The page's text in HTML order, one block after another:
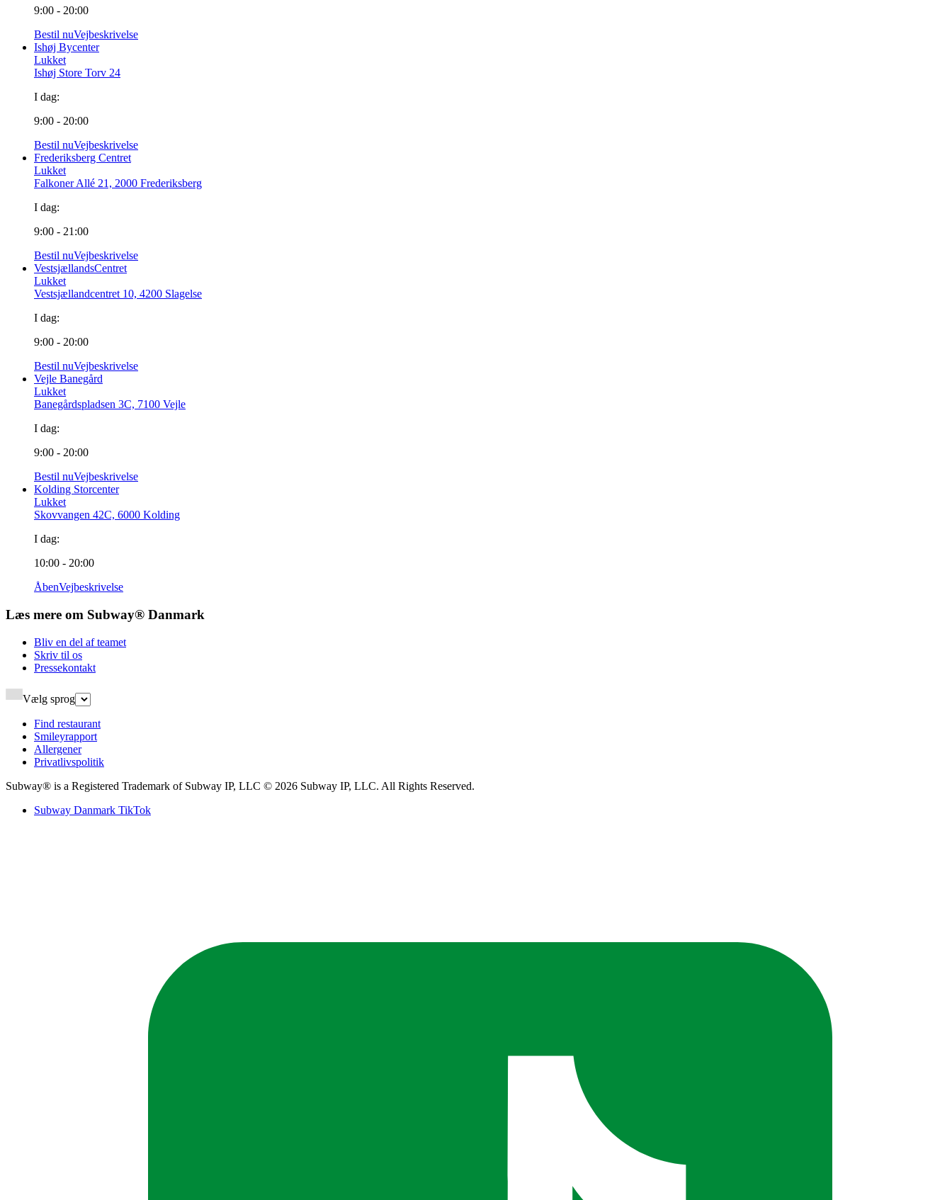
9:00 - 20:00
Bestil nuVejbeskrivelse
Ishøj Bycenter
Lukket
Ishøj Store Torv 24
I dag:
9:00 - 20:00
Bestil nuVejbeskrivelse
Frederiksberg Centret
Lukket
Falkoner Allé 21, 2000 Frederiksberg
I dag:
9:00 - 21:00
Bestil nuVejbeskrivelse
VestsjællandsCentret
Lukket
Vestsjællandcentret 10, 4200 Slagelse
I dag:
9:00 - 20:00
Bestil nuVejbeskrivelse
Vejle Banegård
Lukket
Banegårdspladsen 3C, 7100 Vejle
I dag:
9:00 - 20:00
Bestil nuVejbeskrivelse
Kolding Storcenter
Lukket
Skovvangen 42C, 6000 Kolding
I dag:
10:00 - 20:00
ÅbenVejbeskrivelse
Læs mere om Subway® Danmark​​​​‌ ‍ ​‍​‍‌‍ ‌ ​‍‌‍‍‌‌‍‌ ‌‍‍‌‌‍ ‍​‍​‍​ ‍‍​‍​‍‌ ​ ‌‍​‌‌‍ ‍‌‍‍‌‌ ‌​‌ ‍‌​‍ ‍‌‍‍‌‌‍ ​‍​‍​‍ ​​‍​‍‌‍‍​‌ ​‍‌‍‌‌‌‍‌‍​‍​‍​ ‍‍​‍​‍‌‍‍​‌ ‌​‌ ‌​‌ ​​‌ ​ ​ ‍‍​‍ ​‍ ‌‍ ‍‌‍ ‌ ​‍‌‍‌​‌‍‍‌‌‍​ ​‍ ‌‌‍​‍‌‍‍‌‌ ‌​‌‍‌‌‌ ​ ​‍ ‌‌‍‌ ‌ ​‍‌‍ ‌ ‌‌‌ ​​​‍ ‌‌ ​ ‌ ‌​‌ ‌‌‌‍‌​‌‍‍‌‌‍ ​‍ ‍‌ ‌‍‌‍‌‌‌ ​‍‌‍​ ‌‍‌‌‌‍ ​​‍ ‍‌‍​‌‌ ​​‌ ​​​‍ ‌‍‍‌‌‍ ‍‌ ‌​‌‍‌‌‌‍ ‍‌ ‌​​‍ ‌‍‌‌‌‍‌​‌‍‍‌‌ ‌​​‍ ‌‍ ‌‌‍ ‌‍‌​‌‍‌‌​ ‌‌ ​​‌ ​‍‌‍‌‌‌ ​ ‌‍‌‌‌‍ ‍‌ ‌​‌‍​‌‌ ‌​‌‍‍‌‌‍ ‌‍ ‍​ ‍ ‌‍‍‌‌‍‌​​ ‌​ ‌‍​ ​ ‌‍‌​​ ‌‌​ ​ ‌‍​‍​ ​‌​ ​​​‍ ‌​ ​‍​ ​‌​ ‌‌​ ​​​‍ ‌​ ‌​‌‍​ ‌‍​ ​ ​​​‍ ‌​ ‍​‌‍‌‌​ ‍‌​ ​‍​‍ ‌​ ‌ ‌‍‌‌​ ​‍​ ​‌​ ​‍​ ​ ​ ​ ‌‍‌‍‌‍​‍​ ‌‌​ ‍​‌‍​‌​ ‍ ‌ ‌​‌ ‍‌‌ ​​‌‍‌‌​ ‌‌ ‌ ‌‍‌‌‌‍​‍‌ ​ ‌‍‍‌‌ ‌​‌‍‌‌‌​‌‍‌‍ ‌‍ ‌ ‌​‌‍‌‌‌ ​‍​ ‍ ‌ ​​‌‍​‌‌ ‌​‌‍‍​​ ‌‌ ‌​‌‍‍‌‌ ‌​‌‍ ​‌‍‌‌​‍‌‌​ ‌‌‌​​‍‌‌ ‌‍‍ ‌‍‌‌‌ ‍‌​‍‌‌​ ​ ‌​‌​​‍‌‌​ ​ ‌​‌​​‍‌‌​ ​‍​ ​‍‌‍‌​‌‍​‌​‍‌‌​ ​‍​ ​‍​‍‌‌​ ‌‌‌​‌​​‍ ‍‌ ‌‍‌‍​‌‌‍ ​‌ ‌‌‌‍‌‌​ ‌‍​‍‌‍​‌‌ ​ ‌‍‌‌‌‌‌‌‌ ​‍‌‍ ​​ ‌‌‍‍​‌ ‌​‌ ‌​‌ ​​‌ ​ ​‍‌‌​ ​ ‌​​‌​‍‌‌​ ​‍‌​‌‍​‍‌‌​ ​‍‌​‌‍‌‍ ‍‌‍ ‌ ​‍‌‍‌​‌‍‍‌‌‍​ ​‍ ‌‌‍​‍‌‍‍‌‌ ‌​‌‍‌‌‌ ​ ​‍ ‌‌‍‌ ‌ ​‍‌‍ ‌ ‌‌‌ ​​​‍ ‌‌ ​ ‌ ‌​‌ ‌‌‌‍‌​‌‍‍‌‌‍ ​‍ ‍‌ ‌‍‌‍‌‌‌ ​‍‌‍​ ‌‍‌‌‌‍ ​​‍ ‍‌‍​‌‌ ​​‌ ​​​‍‌‍‌‍‍‌‌‍‌​​ ‌​ ‌‍​ ​ ‌‍‌​​ ‌‌​ ​ ‌‍​‍​ ​‌​ ​​​‍ ‌​ ​‍​ ​‌​ ‌‌​ ​​​‍ ‌​ ‌​‌‍​ ‌‍​ ​ ​​​‍ ‌​ ‍​‌‍‌‌​ ‍‌​ ​‍​‍ ‌​ ‌ ‌‍‌‌​ ​‍​ ​‌​ ​‍​ ​ ​ ​ ‌‍‌‍‌‍​‍​ ‌‌​ ‍​‌‍​‌​‍‌‍‌ ‌​‌ ‍‌‌ ​​‌‍‌‌​ ‌‌ ‌ ‌‍‌‌‌‍​‍‌ ​ ‌‍‍‌‌ ‌​‌‍‌‌‌​‌‍‌‍ ‌‍ ‌ ‌​‌‍‌‌‌ ​‍​‍‌‍‌ ​​‌‍​‌‌ ‌​‌‍‍​​ ‌‌ ‌​‌‍‍‌‌ ‌​‌‍ ​‌‍‌‌​‍‌‌​ ‌‌‌​​‍‌‌ ‌‍‍ ‌‍‌‌‌ ‍‌​‍‌‌​ ​ ‌​‌​​‍‌‌​ ​ ‌​‌​​‍‌‌​ ​‍​ ​‍‌‍‌​‌‍​‌​‍‌‌​ ​‍​ ​‍​‍‌‌​ ‌‌‌​‌​​‍ ‍‌ ‌‍‌‍​‌‌‍ ​‌ ‌‌‌‍‌‌​‍‌‍‌ ​​‌‍‌‌‌ ​‍‌ ​ ‌ ​​‌‍‌‌‌‍​ ‌ ‌​‌‍‍‌‌ ‌‍‌‍‌‌​ ‌‌ ​​‌ ‌‌‌‍​‍‌‍ ​‌‍‍‌‌ ​ ‌‍‍​‌‍‌‌‌‍‌​​‍​‍‌ ‌
Bliv en del af teamet​​​​‌ ‍ ​‍​‍‌‍ ‌ ​‍‌‍‍‌‌‍‌ ‌‍‍‌‌‍ ‍​‍​‍​ ‍‍​‍​‍‌ ​ ‌‍​‌‌‍ ‍‌‍‍‌‌ ‌​‌ ‍‌​‍ ‍‌‍‍‌‌‍ ​‍​‍​‍ ​​‍​‍‌‍‍​‌ ​‍‌‍‌‌‌‍‌‍​‍​‍​ ‍‍​‍​‍‌‍‍​‌ ‌​‌ ‌​‌ ​​‌ ​ ​ ‍‍​‍ ​‍ ‌‍ ‍‌‍ ‌ ​‍‌‍‌​‌‍‍‌‌‍​ ​‍ ‌‌‍​‍‌‍‍‌‌ ‌​‌‍‌‌‌ ​ ​‍ ‌‌‍‌ ‌ ​‍‌‍ ‌ ‌‌‌ ​​​‍ ‌‌ ​ ‌ ‌​‌ ‌‌‌‍‌​‌‍‍‌‌‍ ​‍ ‍‌ ‌‍‌‍‌‌‌ ​‍‌‍​ ‌‍‌‌‌‍ ​​‍ ‍‌‍​‌‌ ​​‌ ​​​‍ ‌‍‍‌‌‍ ‍‌ ‌​‌‍‌‌‌‍ ‍‌ ‌​​‍ ‌‍‌‌‌‍‌​‌‍‍‌‌ ‌​​‍ ‌‍ ‌‌‍ ‌‍‌​‌‍‌‌​ ‌‌ ​​‌ ​‍‌‍‌‌‌ ​ ‌‍‌‌‌‍ ‍‌ ‌​‌‍​‌‌ ‌​‌‍‍‌‌‍ ‌‍ ‍​ ‍ ‌‍‍‌‌‍‌​​ ‌‌‍‌​​ ‍​​ ​​‌‍‌​​ ​‌‌‍‌‍‌‍​‌​ ‌ ​‍ ‌‌‍​‌​ ​‍​ ‍​​ ‍‌​‍ ‌​ ‌​‌‍‌‌​ ​ ​ ​‌​‍ ‌‌‍​‍​ ​‌‌‍‌​​ ‌‍​‍ ‌​ ‌‍​ ‌​​ ‌‍​ ​‍​ ‌‍​ ‌‌​ ‍​​ ‌ ​ ‌‌​ ​‍​ ‌‍​ ‌‌​ ‍ ‌ ‌​‌ ‍‌‌ ​​‌‍‌‌​ ‌‌ ‌ ‌‍‌‌‌‍​‍‌ ​ ‌‍‍‌‌ ‌​‌‍‌‌‌​ ‍‌‍​‌‌ ‌‍‌‍‍‌‌‍‌ ‌‍​‌‌ ‌​‌‍‍‌‌‍ ‌‍ ‍‌​‍‌‌ ‌​‌‍‌‌‌‍ ‌​ ‍ ‌ ​​‌‍​‌‌ ‌​‌‍‍​​ ‌‌‍ ​‌‍​‌‌‍​‍‌‍‌‌‌‍ ​​‍‌‌​ ‌‌‌​​‍‌‌ ‌‍‍ ‌‍‌‌‌ ‍‌​‍‌‌​ ​ ‌​‌​​‍‌‌​ ​ ‌​‌​​‍‌‌​ ​‍​ ​‍‌‍‌​‌‍​‌​‍‌‌​ ​‍​ ​‍​‍‌‌​ ‌‌‌​‌​​‍ ‍‌ ‌‍‌‍​‌‌‍ ​‌ ‌‌‌‍‌‌​ ‌‍​‍‌‍​‌‌ ​ ‌‍‌‌‌‌‌‌‌ ​‍‌‍ ​​ ‌‌‍‍​‌ ‌​‌ ‌​‌ ​​‌ ​ ​‍‌‌​ ​ ‌​​‌​‍‌‌​ ​‍‌​‌‍​‍‌‌​ ​‍‌​‌‍‌‍ ‍‌‍ ‌ ​‍‌‍‌​‌‍‍‌‌‍​ ​‍ ‌‌‍​‍‌‍‍‌‌ ‌​‌‍‌‌‌ ​ ​‍ ‌‌‍‌ ‌ ​‍‌‍ ‌ ‌‌‌ ​​​‍ ‌‌ ​ ‌ ‌​‌ ‌‌‌‍‌​‌‍‍‌‌‍ ​‍ ‍‌ ‌‍‌‍‌‌‌ ​‍‌‍​ ‌‍‌‌‌‍ ​​‍ ‍‌‍​‌‌ ​​‌ ​​​‍‌‍‌‍‍‌‌‍‌​​ ‌‌‍‌​​ ‍​​ ​​‌‍‌​​ ​‌‌‍‌‍‌‍​‌​ ‌ ​‍ ‌‌‍​‌​ ​‍​ ‍​​ ‍‌​‍ ‌​ ‌​‌‍‌‌​ ​ ​ ​‌​‍ ‌‌‍​‍​ ​‌‌‍‌​​ ‌‍​‍ ‌​ ‌‍​ ‌​​ ‌‍​ ​‍​ ‌‍​ ‌‌​ ‍​​ ‌ ​ ‌‌​ ​‍​ ‌‍​ ‌‌​‍‌‍‌ ‌​‌ ‍‌‌ ​​‌‍‌‌​ ‌‌ ‌ ‌‍‌‌‌‍​‍‌ ​ ‌‍‍‌‌ ‌​‌‍‌‌‌​ ‍‌‍​‌‌ ‌‍‌‍‍‌‌‍‌ ‌‍​‌‌ ‌​‌‍‍‌‌‍ ‌‍ ‍‌​‍‌‌ ‌​‌‍‌‌‌‍ ‌​‍‌‍‌ ​​‌‍​‌‌ ‌​‌‍‍​​ ‌‌‍ ​‌‍​‌‌‍​‍‌‍‌‌‌‍ ​​‍‌‌​ ‌‌‌​​‍‌‌ ‌‍‍ ‌‍‌‌‌ ‍‌​‍‌‌​ ​ ‌​‌​​‍‌‌​ ​ ‌​‌​​‍‌‌​ ​‍​ ​‍‌‍‌​‌‍​‌​‍‌‌​ ​‍​ ​‍​‍‌‌​ ‌‌‌​‌​​‍ ‍‌ ‌‍‌‍​‌‌‍ ​‌ ‌‌‌‍‌‌​‍‌‍‌ ​​‌‍‌‌‌ ​‍‌ ​ ‌ ​​‌‍‌‌‌‍​ ‌ ‌​‌‍‍‌‌ ‌‍‌‍‌‌​ ‌‌ ​​‌ ‌‌‌‍​‍‌‍ ​‌‍‍‌‌ ​ ‌‍‍​‌‍‌‌‌‍‌​​‍​‍‌ ‌
Skriv til os​​​​‌ ‍ ​‍​‍‌‍ ‌ ​‍‌‍‍‌‌‍‌ ‌‍‍‌‌‍ ‍​‍​‍​ ‍‍​‍​‍‌ ​ ‌‍​‌‌‍ ‍‌‍‍‌‌ ‌​‌ ‍‌​‍ ‍‌‍‍‌‌‍ ​‍​‍​‍ ​​‍​‍‌‍‍​‌ ​‍‌‍‌‌‌‍‌‍​‍​‍​ ‍‍​‍​‍‌‍‍​‌ ‌​‌ ‌​‌ ​​‌ ​ ​ ‍‍​‍ ​‍ ‌‍ ‍‌‍ ‌ ​‍‌‍‌​‌‍‍‌‌‍​ ​‍ ‌‌‍​‍‌‍‍‌‌ ‌​‌‍‌‌‌ ​ ​‍ ‌‌‍‌ ‌ ​‍‌‍ ‌ ‌‌‌ ​​​‍ ‌‌ ​ ‌ ‌​‌ ‌‌‌‍‌​‌‍‍‌‌‍ ​‍ ‍‌ ‌‍‌‍‌‌‌ ​‍‌‍​ ‌‍‌‌‌‍ ​​‍ ‍‌‍​‌‌ ​​‌ ​​​‍ ‌‍‍‌‌‍ ‍‌ ‌​‌‍‌‌‌‍ ‍‌ ‌​​‍ ‌‍‌‌‌‍‌​‌‍‍‌‌ ‌​​‍ ‌‍ ‌‌‍ ‌‍‌​‌‍‌‌​ ‌‌ ​​‌ ​‍‌‍‌‌‌ ​ ‌‍‌‌‌‍ ‍‌ ‌​‌‍​‌‌ ‌​‌‍‍‌‌‍ ‌‍ ‍​ ‍ ‌‍‍‌‌‍‌​​ ‌‌‍​‍​ ‌ ​ ​‍‌‍‌‍​ ​​‌‍​‌​ ​‍​ ‌‍​‍ ‌​ ​​‌‍​ ​ ‌ ​ ​‍​‍ ‌​ ‌​‌‍‌​​ ‌ ​ ‌‍​‍ ‌‌‍​‍​ ‌​​ ‌ ‌‍‌‌​‍ ‌​ ​ ​ ‍‌‌‍​‌‌‍‌‍‌‍​‌​ ​‍​ ​‍‌‍​ ‌‍‌‍‌‍‌‍​ ‌‍​ ​‌​ ‍ ‌ ‌​‌ ‍‌‌ ​​‌‍‌‌​ ‌‌ ‌ ‌‍‌‌‌‍​‍‌ ​ ‌‍‍‌‌ ‌​‌‍‌‌‌​ ‍‌‍​‌‌ ‌‍‌‍‍‌‌‍‌ ‌‍​‌‌ ‌​‌‍‍‌‌‍ ‌‍ ‍‌​‍‌‌ ‌​‌‍‌‌‌‍ ‌​ ‍ ‌ ​​‌‍​‌‌ ‌​‌‍‍​​ ‌‌‍ ​‌‍​‌‌‍​‍‌‍‌‌‌‍ ​​‍‌‌​ ‌‌‌​​‍‌‌ ‌‍‍ ‌‍‌‌‌ ‍‌​‍‌‌​ ​ ‌​‌​​‍‌‌​ ​ ‌​‌​​‍‌‌​ ​‍​ ​‍‌‍‌​‌‍​‌​‍‌‌​ ​‍​ ​‍​‍‌‌​ ‌‌‌​‌​​‍ ‍‌ ‌‍‌‍​‌‌‍ ​‌ ‌‌‌‍‌‌​ ‌‍​‍‌‍​‌‌ ​ ‌‍‌‌‌‌‌‌‌ ​‍‌‍ ​​ ‌‌‍‍​‌ ‌​‌ ‌​‌ ​​‌ ​ ​‍‌‌​ ​ ‌​​‌​‍‌‌​ ​‍‌​‌‍​‍‌‌​ ​‍‌​‌‍‌‍ ‍‌‍ ‌ ​‍‌‍‌​‌‍‍‌‌‍​ ​‍ ‌‌‍​‍‌‍‍‌‌ ‌​‌‍‌‌‌ ​ ​‍ ‌‌‍‌ ‌ ​‍‌‍ ‌ ‌‌‌ ​​​‍ ‌‌ ​ ‌ ‌​‌ ‌‌‌‍‌​‌‍‍‌‌‍ ​‍ ‍‌ ‌‍‌‍‌‌‌ ​‍‌‍​ ‌‍‌‌‌‍ ​​‍ ‍‌‍​‌‌ ​​‌ ​​​‍‌‍‌‍‍‌‌‍‌​​ ‌‌‍​‍​ ‌ ​ ​‍‌‍‌‍​ ​​‌‍​‌​ ​‍​ ‌‍​‍ ‌​ ​​‌‍​ ​ ‌ ​ ​‍​‍ ‌​ ‌​‌‍‌​​ ‌ ​ ‌‍​‍ ‌‌‍​‍​ ‌​​ ‌ ‌‍‌‌​‍ ‌​ ​ ​ ‍‌‌‍​‌‌‍‌‍‌‍​‌​ ​‍​ ​‍‌‍​ ‌‍‌‍‌‍‌‍​ ‌‍​ ​‌​‍‌‍‌ ‌​‌ ‍‌‌ ​​‌‍‌‌​ ‌‌ ‌ ‌‍‌‌‌‍​‍‌ ​ ‌‍‍‌‌ ‌​‌‍‌‌‌​ ‍‌‍​‌‌ ‌‍‌‍‍‌‌‍‌ ‌‍​‌‌ ‌​‌‍‍‌‌‍ ‌‍ ‍‌​‍‌‌ ‌​‌‍‌‌‌‍ ‌​‍‌‍‌ ​​‌‍​‌‌ ‌​‌‍‍​​ ‌‌‍ ​‌‍​‌‌‍​‍‌‍‌‌‌‍ ​​‍‌‌​ ‌‌‌​​‍‌‌ ‌‍‍ ‌‍‌‌‌ ‍‌​‍‌‌​ ​ ‌​‌​​‍‌‌​ ​ ‌​‌​​‍‌‌​ ​‍​ ​‍‌‍‌​‌‍​‌​‍‌‌​ ​‍​ ​‍​‍‌‌​ ‌‌‌​‌​​‍ ‍‌ ‌‍‌‍​‌‌‍ ​‌ ‌‌‌‍‌‌​‍‌‍‌ ​​‌‍‌‌‌ ​‍‌ ​ ‌ ​​‌‍‌‌‌‍​ ‌ ‌​‌‍‍‌‌ ‌‍‌‍‌‌​ ‌‌ ​​‌ ‌‌‌‍​‍‌‍ ​‌‍‍‌‌ ​ ‌‍‍​‌‍‌‌‌‍‌​​‍​‍‌ ‌
Pressekontakt​​​​‌ ‍ ​‍​‍‌‍ ‌ ​‍‌‍‍‌‌‍‌ ‌‍‍‌‌‍ ‍​‍​‍​ ‍‍​‍​‍‌ ​ ‌‍​‌‌‍ ‍‌‍‍‌‌ ‌​‌ ‍‌​‍ ‍‌‍‍‌‌‍ ​‍​‍​‍ ​​‍​‍‌‍‍​‌ ​‍‌‍‌‌‌‍‌‍​‍​‍​ ‍‍​‍​‍‌‍‍​‌ ‌​‌ ‌​‌ ​​‌ ​ ​ ‍‍​‍ ​‍ ‌‍ ‍‌‍ ‌ ​‍‌‍‌​‌‍‍‌‌‍​ ​‍ ‌‌‍​‍‌‍‍‌‌ ‌​‌‍‌‌‌ ​ ​‍ ‌‌‍‌ ‌ ​‍‌‍ ‌ ‌‌‌ ​​​‍ ‌‌ ​ ‌ ‌​‌ ‌‌‌‍‌​‌‍‍‌‌‍ ​‍ ‍‌ ‌‍‌‍‌‌‌ ​‍‌‍​ ‌‍‌‌‌‍ ​​‍ ‍‌‍​‌‌ ​​‌ ​​​‍ ‌‍‍‌‌‍ ‍‌ ‌​‌‍‌‌‌‍ ‍‌ ‌​​‍ ‌‍‌‌‌‍‌​‌‍‍‌‌ ‌​​‍ ‌‍ ‌‌‍ ‌‍‌​‌‍‌‌​ ‌‌ ​​‌ ​‍‌‍‌‌‌ ​ ‌‍‌‌‌‍ ‍‌ ‌​‌‍​‌‌ ‌​‌‍‍‌‌‍ ‌‍ ‍​ ‍ ‌‍‍‌‌‍‌​​ ‌​ ‌‍​ ‌​​ ​ ‌‍‌​​ ‍‌​ ‍‌​ ‌‌‌‍‌‍​‍ ‌​ ​​‌‍‌‍‌‍​‌​ ‌‍​‍ ‌​ ‌​‌‍‌‍​ ‌‌​ ‌​​‍ ‌‌‍​‌​ ​ ​ ​‍​ ‌ ​‍ ‌​ ​‍‌‍‌‌‌‍‌‍‌‍​‌​ ​‍​ ​‍​ ​ ​ ‌ ‌‍‌‌​ ​​​ ​​​ ‌ ​ ‍ ‌ ‌​‌ ‍‌‌ ​​‌‍‌‌​ ‌‌ ‌ ‌‍‌‌‌‍​‍‌ ​ ‌‍‍‌‌ ‌​‌‍‌‌‌​ ‍‌‍​‌‌ ‌‍‌‍‍‌‌‍‌ ‌‍​‌‌ ‌​‌‍‍‌‌‍ ‌‍ ‍‌​‍‌‌ ‌​‌‍‌‌‌‍ ‌​ ‍ ‌ ​​‌‍​‌‌ ‌​‌‍‍​​ ‌‌‍ ​‌‍​‌‌‍​‍‌‍‌‌‌‍ ​​‍‌‌​ ‌‌‌​​‍‌‌ ‌‍‍ ‌‍‌‌‌ ‍‌​‍‌‌​ ​ ‌​‌​​‍‌‌​ ​ ‌​‌​​‍‌‌​ ​‍​ ​‍‌‍‌​‌‍​‌​‍‌‌​ ​‍​ ​‍​‍‌‌​ ‌‌‌​‌​​‍ ‍‌ ‌‍‌‍​‌‌‍ ​‌ ‌‌‌‍‌‌​ ‌‍​‍‌‍​‌‌ ​ ‌‍‌‌‌‌‌‌‌ ​‍‌‍ ​​ ‌‌‍‍​‌ ‌​‌ ‌​‌ ​​‌ ​ ​‍‌‌​ ​ ‌​​‌​‍‌‌​ ​‍‌​‌‍​‍‌‌​ ​‍‌​‌‍‌‍ ‍‌‍ ‌ ​‍‌‍‌​‌‍‍‌‌‍​ ​‍ ‌‌‍​‍‌‍‍‌‌ ‌​‌‍‌‌‌ ​ ​‍ ‌‌‍‌ ‌ ​‍‌‍ ‌ ‌‌‌ ​​​‍ ‌‌ ​ ‌ ‌​‌ ‌‌‌‍‌​‌‍‍‌‌‍ ​‍ ‍‌ ‌‍‌‍‌‌‌ ​‍‌‍​ ‌‍‌‌‌‍ ​​‍ ‍‌‍​‌‌ ​​‌ ​​​‍‌‍‌‍‍‌‌‍‌​​ ‌​ ‌‍​ ‌​​ ​ ‌‍‌​​ ‍‌​ ‍‌​ ‌‌‌‍‌‍​‍ ‌​ ​​‌‍‌‍‌‍​‌​ ‌‍​‍ ‌​ ‌​‌‍‌‍​ ‌‌​ ‌​​‍ ‌‌‍​‌​ ​ ​ ​‍​ ‌ ​‍ ‌​ ​‍‌‍‌‌‌‍‌‍‌‍​‌​ ​‍​ ​‍​ ​ ​ ‌ ‌‍‌‌​ ​​​ ​​​ ‌ ​‍‌‍‌ ‌​‌ ‍‌‌ ​​‌‍‌‌​ ‌‌ ‌ ‌‍‌‌‌‍​‍‌ ​ ‌‍‍‌‌ ‌​‌‍‌‌‌​ ‍‌‍​‌‌ ‌‍‌‍‍‌‌‍‌ ‌‍​‌‌ ‌​‌‍‍‌‌‍ ‌‍ ‍‌​‍‌‌ ‌​‌‍‌‌‌‍ ‌​‍‌‍‌ ​​‌‍​‌‌ ‌​‌‍‍​​ ‌‌‍ ​‌‍​‌‌‍​‍‌‍‌‌‌‍ ​​‍‌‌​ ‌‌‌​​‍‌‌ ‌‍‍ ‌‍‌‌‌ ‍‌​‍‌‌​ ​ ‌​‌​​‍‌‌​ ​ ‌​‌​​‍‌‌​ ​‍​ ​‍‌‍‌​‌‍​‌​‍‌‌​ ​‍​ ​‍​‍‌‌​ ‌‌‌​‌​​‍ ‍‌ ‌‍‌‍​‌‌‍ ​‌ ‌‌‌‍‌‌​‍‌‍‌ ​​‌‍‌‌‌ ​‍‌ ​ ‌ ​​‌‍‌‌‌‍​ ‌ ‌​‌‍‍‌‌ ‌‍‌‍‌‌​ ‌‌ ​​‌ ‌‌‌‍​‍‌‍ ​‌‍‍‌‌ ​ ‌‍‍​‌‍‌‌‌‍‌​​‍​‍‌ ‌
Vælg sprog
Find restaurant​​​​‌ ‍ ​‍​‍‌‍ ‌ ​‍‌‍‍‌‌‍‌ ‌‍‍‌‌‍ ‍​‍​‍​ ‍‍​‍​‍‌ ​ ‌‍​‌‌‍ ‍‌‍‍‌‌ ‌​‌ ‍‌​‍ ‍‌‍‍‌‌‍ ​‍​‍​‍ ​​‍​‍‌‍‍​‌ ​‍‌‍‌‌‌‍‌‍​‍​‍​ ‍‍​‍​‍‌‍‍​‌ ‌​‌ ‌​‌ ​​‌ ​ ​ ‍‍​‍ ​‍ ‌‍ ‍‌‍ ‌ ​‍‌‍‌​‌‍‍‌‌‍​ ​‍ ‌‌‍​‍‌‍‍‌‌ ‌​‌‍‌‌‌ ​ ​‍ ‌‌‍‌ ‌ ​‍‌‍ ‌ ‌‌‌ ​​​‍ ‌‌ ​ ‌ ‌​‌ ‌‌‌‍‌​‌‍‍‌‌‍ ​‍ ‍‌ ‌‍‌‍‌‌‌ ​‍‌‍​ ‌‍‌‌‌‍ ​​‍ ‍‌‍​‌‌ ​​‌ ​​​‍ ‌‍‍‌‌‍ ‍‌ ‌​‌‍‌‌‌‍ ‍‌ ‌​​‍ ‌‍‌‌‌‍‌​‌‍‍‌‌ ‌​​‍ ‌‍ ‌‌‍ ‌‍‌​‌‍‌‌​ ‌‌ ​​‌ ​‍‌‍‌‌‌ ​ ‌‍‌‌‌‍ ‍‌ ‌​‌‍​‌‌ ‌​‌‍‍‌‌‍ ‌‍ ‍​ ‍ ‌‍‍‌‌‍‌​​ ‌‌‍​‍​ ​‌​ ‌​​ ‌‍​ ‌ ​ ‍​​ ‍​​ ​‍​‍ ‌​ ‌‍​ ‌‌​ ‌​‌‍‌‍​‍ ‌​ ‌​​ ‌‍​ ​‌​ ‌‍​‍ ‌​ ‍‌​ ‍‌​ ‌‌​ ‌‌​‍ ‌‌‍‌‍​ ‍​‌‍​‍‌‍‌​​ ‍‌​ ​‌‌‍​‍​ ‍​​ ‍​‌‍‌‌​ ​ ​ ‍​​ ‍ ‌ ‌​‌ ‍‌‌ ​​‌‍‌‌​ ‌‌ ‌ ‌‍‌‌‌‍​‍‌ ​ ‌‍‍‌‌ ‌​‌‍‌‌‌​ ‍‌‍​‌‌ ‌‍‌‍‍‌‌‍‌ ‌‍​‌‌ ‌​‌‍‍‌‌‍ ‌‍ ‍‌​‍‌‌ ‌​‌‍‌‌‌‍ ‌​ ‍ ‌ ​​‌‍​‌‌ ‌​‌‍‍​​ ‌‌‍ ​‌‍​‌‌‍​‍‌‍‌‌‌‍ ​​‍‌‌​ ‌‌‌​​‍‌‌ ‌‍‍ ‌‍‌‌‌ ‍‌​‍‌‌​ ​ ‌​‌​​‍‌‌​ ​ ‌​‌​​‍‌‌​ ​‍​ ​‍‌‍‌​‌‍​‌​‍‌‌​ ​‍​ ​‍​‍‌‌​ ‌‌‌​‌​​‍ ‍‌ ‌‍‌‍​‌‌‍ ​‌ ‌‌‌‍‌‌​ ‌‍​‍‌‍​‌‌ ​ ‌‍‌‌‌‌‌‌‌ ​‍‌‍ ​​ ‌‌‍‍​‌ ‌​‌ ‌​‌ ​​‌ ​ ​‍‌‌​ ​ ‌​​‌​‍‌‌​ ​‍‌​‌‍​‍‌‌​ ​‍‌​‌‍‌‍ ‍‌‍ ‌ ​‍‌‍‌​‌‍‍‌‌‍​ ​‍ ‌‌‍​‍‌‍‍‌‌ ‌​‌‍‌‌‌ ​ ​‍ ‌‌‍‌ ‌ ​‍‌‍ ‌ ‌‌‌ ​​​‍ ‌‌ ​ ‌ ‌​‌ ‌‌‌‍‌​‌‍‍‌‌‍ ​‍ ‍‌ ‌‍‌‍‌‌‌ ​‍‌‍​ ‌‍‌‌‌‍ ​​‍ ‍‌‍​‌‌ ​​‌ ​​​‍‌‍‌‍‍‌‌‍‌​​ ‌‌‍​‍​ ​‌​ ‌​​ ‌‍​ ‌ ​ ‍​​ ‍​​ ​‍​‍ ‌​ ‌‍​ ‌‌​ ‌​‌‍‌‍​‍ ‌​ ‌​​ ‌‍​ ​‌​ ‌‍​‍ ‌​ ‍‌​ ‍‌​ ‌‌​ ‌‌​‍ ‌‌‍‌‍​ ‍​‌‍​‍‌‍‌​​ ‍‌​ ​‌‌‍​‍​ ‍​​ ‍​‌‍‌‌​ ​ ​ ‍​​‍‌‍‌ ‌​‌ ‍‌‌ ​​‌‍‌‌​ ‌‌ ‌ ‌‍‌‌‌‍​‍‌ ​ ‌‍‍‌‌ ‌​‌‍‌‌‌​ ‍‌‍​‌‌ ‌‍‌‍‍‌‌‍‌ ‌‍​‌‌ ‌​‌‍‍‌‌‍ ‌‍ ‍‌​‍‌‌ ‌​‌‍‌‌‌‍ ‌​‍‌‍‌ ​​‌‍​‌‌ ‌​‌‍‍​​ ‌‌‍ ​‌‍​‌‌‍​‍‌‍‌‌‌‍ ​​‍‌‌​ ‌‌‌​​‍‌‌ ‌‍‍ ‌‍‌‌‌ ‍‌​‍‌‌​ ​ ‌​‌​​‍‌‌​ ​ ‌​‌​​‍‌‌​ ​‍​ ​‍‌‍‌​‌‍​‌​‍‌‌​ ​‍​ ​‍​‍‌‌​ ‌‌‌​‌​​‍ ‍‌ ‌‍‌‍​‌‌‍ ​‌ ‌‌‌‍‌‌​‍‌‍‌ ​​‌‍‌‌‌ ​‍‌ ​ ‌ ​​‌‍‌‌‌‍​ ‌ ‌​‌‍‍‌‌ ‌‍‌‍‌‌​ ‌‌ ​​‌ ‌‌‌‍​‍‌‍ ​‌‍‍‌‌ ​ ‌‍‍​‌‍‌‌‌‍‌​​‍​‍‌ ‌
Smileyrapport​​​​‌ ‍ ​‍​‍‌‍ ‌ ​‍‌‍‍‌‌‍‌ ‌‍‍‌‌‍ ‍​‍​‍​ ‍‍​‍​‍‌ ​ ‌‍​‌‌‍ ‍‌‍‍‌‌ ‌​‌ ‍‌​‍ ‍‌‍‍‌‌‍ ​‍​‍​‍ ​​‍​‍‌‍‍​‌ ​‍‌‍‌‌‌‍‌‍​‍​‍​ ‍‍​‍​‍‌‍‍​‌ ‌​‌ ‌​‌ ​​‌ ​ ​ ‍‍​‍ ​‍ ‌‍ ‍‌‍ ‌ ​‍‌‍‌​‌‍‍‌‌‍​ ​‍ ‌‌‍​‍‌‍‍‌‌ ‌​‌‍‌‌‌ ​ ​‍ ‌‌‍‌ ‌ ​‍‌‍ ‌ ‌‌‌ ​​​‍ ‌‌ ​ ‌ ‌​‌ ‌‌‌‍‌​‌‍‍‌‌‍ ​‍ ‍‌ ‌‍‌‍‌‌‌ ​‍‌‍​ ‌‍‌‌‌‍ ​​‍ ‍‌‍​‌‌ ​​‌ ​​​‍ ‌‍‍‌‌‍ ‍‌ ‌​‌‍‌‌‌‍ ‍‌ ‌​​‍ ‌‍‌‌‌‍‌​‌‍‍‌‌ ‌​​‍ ‌‍ ‌‌‍ ‌‍‌​‌‍‌‌​ ‌‌ ​​‌ ​‍‌‍‌‌‌ ​ ‌‍‌‌‌‍ ‍‌ ‌​‌‍​‌‌ ‌​‌‍‍‌‌‍ ‌‍ ‍​ ‍ ‌‍‍‌‌‍‌​​ ‌‌‍​‍​ ‌ ​ ​​‌‍‌‍‌‍‌‌​ ‍​‌‍‌‌​ ‌‍​‍ ‌‌‍​ ‌‍‌‌‌‍‌​​ ‌‍​‍ ‌​ ‌​‌‍​‍​ ​ ​ ​‌​‍ ‌​ ‍‌​ ​​‌‍‌‌​ ‌‍​‍ ‌​ ‌‍​ ​ ‌‍‌‌​ ​ ​ ​​‌‍​ ​ ‍‌​ ​​​ ‌​​ ​ ​ ​‍​ ‍​​ ‍ ‌ ‌​‌ ‍‌‌ ​​‌‍‌‌​ ‌‌ ‌ ‌‍‌‌‌‍​‍‌ ​ ‌‍‍‌‌ ‌​‌‍‌‌‌​ ‍‌‍​‌‌ ‌‍‌‍‍‌‌‍‌ ‌‍​‌‌ ‌​‌‍‍‌‌‍ ‌‍ ‍‌​‍‌‌ ‌​‌‍‌‌‌‍ ‌​ ‍ ‌ ​​‌‍​‌‌ ‌​‌‍‍​​ ‌‌‍ ​‌‍​‌‌‍​‍‌‍‌‌‌‍ ​​‍‌‌​ ‌‌‌​​‍‌‌ ‌‍‍ ‌‍‌‌‌ ‍‌​‍‌‌​ ​ ‌​‌​​‍‌‌​ ​ ‌​‌​​‍‌‌​ ​‍​ ​‍‌‍‌​‌‍​‌​‍‌‌​ ​‍​ ​‍​‍‌‌​ ‌‌‌​‌​​‍ ‍‌ ‌‍‌‍​‌‌‍ ​‌ ‌‌‌‍‌‌​ ‌‍​‍‌‍​‌‌ ​ ‌‍‌‌‌‌‌‌‌ ​‍‌‍ ​​ ‌‌‍‍​‌ ‌​‌ ‌​‌ ​​‌ ​ ​‍‌‌​ ​ ‌​​‌​‍‌‌​ ​‍‌​‌‍​‍‌‌​ ​‍‌​‌‍‌‍ ‍‌‍ ‌ ​‍‌‍‌​‌‍‍‌‌‍​ ​‍ ‌‌‍​‍‌‍‍‌‌ ‌​‌‍‌‌‌ ​ ​‍ ‌‌‍‌ ‌ ​‍‌‍ ‌ ‌‌‌ ​​​‍ ‌‌ ​ ‌ ‌​‌ ‌‌‌‍‌​‌‍‍‌‌‍ ​‍ ‍‌ ‌‍‌‍‌‌‌ ​‍‌‍​ ‌‍‌‌‌‍ ​​‍ ‍‌‍​‌‌ ​​‌ ​​​‍‌‍‌‍‍‌‌‍‌​​ ‌‌‍​‍​ ‌ ​ ​​‌‍‌‍‌‍‌‌​ ‍​‌‍‌‌​ ‌‍​‍ ‌‌‍​ ‌‍‌‌‌‍‌​​ ‌‍​‍ ‌​ ‌​‌‍​‍​ ​ ​ ​‌​‍ ‌​ ‍‌​ ​​‌‍‌‌​ ‌‍​‍ ‌​ ‌‍​ ​ ‌‍‌‌​ ​ ​ ​​‌‍​ ​ ‍‌​ ​​​ ‌​​ ​ ​ ​‍​ ‍​​‍‌‍‌ ‌​‌ ‍‌‌ ​​‌‍‌‌​ ‌‌ ‌ ‌‍‌‌‌‍​‍‌ ​ ‌‍‍‌‌ ‌​‌‍‌‌‌​ ‍‌‍​‌‌ ‌‍‌‍‍‌‌‍‌ ‌‍​‌‌ ‌​‌‍‍‌‌‍ ‌‍ ‍‌​‍‌‌ ‌​‌‍‌‌‌‍ ‌​‍‌‍‌ ​​‌‍​‌‌ ‌​‌‍‍​​ ‌‌‍ ​‌‍​‌‌‍​‍‌‍‌‌‌‍ ​​‍‌‌​ ‌‌‌​​‍‌‌ ‌‍‍ ‌‍‌‌‌ ‍‌​‍‌‌​ ​ ‌​‌​​‍‌‌​ ​ ‌​‌​​‍‌‌​ ​‍​ ​‍‌‍‌​‌‍​‌​‍‌‌​ ​‍​ ​‍​‍‌‌​ ‌‌‌​‌​​‍ ‍‌ ‌‍‌‍​‌‌‍ ​‌ ‌‌‌‍‌‌​‍‌‍‌ ​​‌‍‌‌‌ ​‍‌ ​ ‌ ​​‌‍‌‌‌‍​ ‌ ‌​‌‍‍‌‌ ‌‍‌‍‌‌​ ‌‌ ​​‌ ‌‌‌‍​‍‌‍ ​‌‍‍‌‌ ​ ‌‍‍​‌‍‌‌‌‍‌​​‍​‍‌ ‌
Allergener​​​​‌ ‍ ​‍​‍‌‍ ‌ ​‍‌‍‍‌‌‍‌ ‌‍‍‌‌‍ ‍​‍​‍​ ‍‍​‍​‍‌ ​ ‌‍​‌‌‍ ‍‌‍‍‌‌ ‌​‌ ‍‌​‍ ‍‌‍‍‌‌‍ ​‍​‍​‍ ​​‍​‍‌‍‍​‌ ​‍‌‍‌‌‌‍‌‍​‍​‍​ ‍‍​‍​‍‌‍‍​‌ ‌​‌ ‌​‌ ​​‌ ​ ​ ‍‍​‍ ​‍ ‌‍ ‍‌‍ ‌ ​‍‌‍‌​‌‍‍‌‌‍​ ​‍ ‌‌‍​‍‌‍‍‌‌ ‌​‌‍‌‌‌ ​ ​‍ ‌‌‍‌ ‌ ​‍‌‍ ‌ ‌‌‌ ​​​‍ ‌‌ ​ ‌ ‌​‌ ‌‌‌‍‌​‌‍‍‌‌‍ ​‍ ‍‌ ‌‍‌‍‌‌‌ ​‍‌‍​ ‌‍‌‌‌‍ ​​‍ ‍‌‍​‌‌ ​​‌ ​​​‍ ‌‍‍‌‌‍ ‍‌ ‌​‌‍‌‌‌‍ ‍‌ ‌​​‍ ‌‍‌‌‌‍‌​‌‍‍‌‌ ‌​​‍ ‌‍ ‌‌‍ ‌‍‌​‌‍‌‌​ ‌‌ ​​‌ ​‍‌‍‌‌‌ ​ ‌‍‌‌‌‍ ‍‌ ‌​‌‍​‌‌ ‌​‌‍‍‌‌‍ ‌‍ ‍​ ‍ ‌‍‍‌‌‍‌​​ ‌​ ‌​​ ‍​​ ‌ ‌‍​‍​ ‌​​ ​‌​ ​​‌‍‌​​‍ ‌‌‍‌​​ ‍​‌‍​‍‌‍​‍​‍ ‌​ ‌​‌‍‌‍​ ​​​ ‌​​‍ ‌‌‍​‍​ ‌ ​ ‌ ​ ​ ​‍ ‌​ ‌‍​ ‍‌‌‍‌‍​ ‌​​ ‍​‌‍​ ​ ​‌‌‍‌‍‌‍​ ‌‍‌‍​ ‌‍​ ‌‌​ ‍ ‌ ‌​‌ ‍‌‌ ​​‌‍‌‌​ ‌‌ ‌ ‌‍‌‌‌‍​‍‌ ​ ‌‍‍‌‌ ‌​‌‍‌‌‌​ ‍‌‍​‌‌ ‌‍‌‍‍‌‌‍‌ ‌‍​‌‌ ‌​‌‍‍‌‌‍ ‌‍ ‍‌​‍‌‌ ‌​‌‍‌‌‌‍ ‌​ ‍ ‌ ​​‌‍​‌‌ ‌​‌‍‍​​ ‌‌‍ ​‌‍​‌‌‍​‍‌‍‌‌‌‍ ​​‍‌‌​ ‌‌‌​​‍‌‌ ‌‍‍ ‌‍‌‌‌ ‍‌​‍‌‌​ ​ ‌​‌​​‍‌‌​ ​ ‌​‌​​‍‌‌​ ​‍​ ​‍‌‍‌​‌‍​‌​‍‌‌​ ​‍​ ​‍​‍‌‌​ ‌‌‌​‌​​‍ ‍‌ ‌‍‌‍​‌‌‍ ​‌ ‌‌‌‍‌‌​ ‌‍​‍‌‍​‌‌ ​ ‌‍‌‌‌‌‌‌‌ ​‍‌‍ ​​ ‌‌‍‍​‌ ‌​‌ ‌​‌ ​​‌ ​ ​‍‌‌​ ​ ‌​​‌​‍‌‌​ ​‍‌​‌‍​‍‌‌​ ​‍‌​‌‍‌‍ ‍‌‍ ‌ ​‍‌‍‌​‌‍‍‌‌‍​ ​‍ ‌‌‍​‍‌‍‍‌‌ ‌​‌‍‌‌‌ ​ ​‍ ‌‌‍‌ ‌ ​‍‌‍ ‌ ‌‌‌ ​​​‍ ‌‌ ​ ‌ ‌​‌ ‌‌‌‍‌​‌‍‍‌‌‍ ​‍ ‍‌ ‌‍‌‍‌‌‌ ​‍‌‍​ ‌‍‌‌‌‍ ​​‍ ‍‌‍​‌‌ ​​‌ ​​​‍‌‍‌‍‍‌‌‍‌​​ ‌​ ‌​​ ‍​​ ‌ ‌‍​‍​ ‌​​ ​‌​ ​​‌‍‌​​‍ ‌‌‍‌​​ ‍​‌‍​‍‌‍​‍​‍ ‌​ ‌​‌‍‌‍​ ​​​ ‌​​‍ ‌‌‍​‍​ ‌ ​ ‌ ​ ​ ​‍ ‌​ ‌‍​ ‍‌‌‍‌‍​ ‌​​ ‍​‌‍​ ​ ​‌‌‍‌‍‌‍​ ‌‍‌‍​ ‌‍​ ‌‌​‍‌‍‌ ‌​‌ ‍‌‌ ​​‌‍‌‌​ ‌‌ ‌ ‌‍‌‌‌‍​‍‌ ​ ‌‍‍‌‌ ‌​‌‍‌‌‌​ ‍‌‍​‌‌ ‌‍‌‍‍‌‌‍‌ ‌‍​‌‌ ‌​‌‍‍‌‌‍ ‌‍ ‍‌​‍‌‌ ‌​‌‍‌‌‌‍ ‌​‍‌‍‌ ​​‌‍​‌‌ ‌​‌‍‍​​ ‌‌‍ ​‌‍​‌‌‍​‍‌‍‌‌‌‍ ​​‍‌‌​ ‌‌‌​​‍‌‌ ‌‍‍ ‌‍‌‌‌ ‍‌​‍‌‌​ ​ ‌​‌​​‍‌‌​ ​ ‌​‌​​‍‌‌​ ​‍​ ​‍‌‍‌​‌‍​‌​‍‌‌​ ​‍​ ​‍​‍‌‌​ ‌‌‌​‌​​‍ ‍‌ ‌‍‌‍​‌‌‍ ​‌ ‌‌‌‍‌‌​‍‌‍‌ ​​‌‍‌‌‌ ​‍‌ ​ ‌ ​​‌‍‌‌‌‍​ ‌ ‌​‌‍‍‌‌ ‌‍‌‍‌‌​ ‌‌ ​​‌ ‌‌‌‍​‍‌‍ ​‌‍‍‌‌ ​ ‌‍‍​‌‍‌‌‌‍‌​​‍​‍‌ ‌
Privatlivspolitik​​​​‌ ‍ ​‍​‍‌‍ ‌ ​‍‌‍‍‌‌‍‌ ‌‍‍‌‌‍ ‍​‍​‍​ ‍‍​‍​‍‌ ​ ‌‍​‌‌‍ ‍‌‍‍‌‌ ‌​‌ ‍‌​‍ ‍‌‍‍‌‌‍ ​‍​‍​‍ ​​‍​‍‌‍‍​‌ ​‍‌‍‌‌‌‍‌‍​‍​‍​ ‍‍​‍​‍‌‍‍​‌ ‌​‌ ‌​‌ ​​‌ ​ ​ ‍‍​‍ ​‍ ‌‍ ‍‌‍ ‌ ​‍‌‍‌​‌‍‍‌‌‍​ ​‍ ‌‌‍​‍‌‍‍‌‌ ‌​‌‍‌‌‌ ​ ​‍ ‌‌‍‌ ‌ ​‍‌‍ ‌ ‌‌‌ ​​​‍ ‌‌ ​ ‌ ‌​‌ ‌‌‌‍‌​‌‍‍‌‌‍ ​‍ ‍‌ ‌‍‌‍‌‌‌ ​‍‌‍​ ‌‍‌‌‌‍ ​​‍ ‍‌‍​‌‌ ​​‌ ​​​‍ ‌‍‍‌‌‍ ‍‌ ‌​‌‍‌‌‌‍ ‍‌ ‌​​‍ ‌‍‌‌‌‍‌​‌‍‍‌‌ ‌​​‍ ‌‍ ‌‌‍ ‌‍‌​‌‍‌‌​ ‌‌ ​​‌ ​‍‌‍‌‌‌ ​ ‌‍‌‌‌‍ ‍‌ ‌​‌‍​‌‌ ‌​‌‍‍‌‌‍ ‌‍ ‍​ ‍ ‌‍‍‌‌‍‌​​ ‌​ ‍‌​ ‍​‌‍​‍‌‍‌​‌‍​‍​ ‌​​ ‌ ​ ​‍​‍ ‌‌‍‌​‌‍​ ‌‍‌‌‌‍‌‍​‍ ‌​ ‌​​ ‍​​ ​‍​ ‌‍​‍ ‌‌‍​‌‌‍​ ‌‍​ ​ ‌ ​‍ ‌​ ​ ​ ​ ​ ‌‌​ ​​‌‍​‌​ ‌‌​ ​‍‌‍​ ‌‍‌​​ ‌​‌‍‌‌​ ‌‌​ ‍ ‌ ‌​‌ ‍‌‌ ​​‌‍‌‌​ ‌‌ ‌ ‌‍‌‌‌‍​‍‌ ​ ‌‍‍‌‌ ‌​‌‍‌‌‌​ ‍‌‍​‌‌ ‌‍‌‍‍‌‌‍‌ ‌‍​‌‌ ‌​‌‍‍‌‌‍ ‌‍ ‍‌​‍‌‌ ‌​‌‍‌‌‌‍ ‌​ ‍ ‌ ​​‌‍​‌‌ ‌​‌‍‍​​ ‌‌‍ ​‌‍​‌‌‍​‍‌‍‌‌‌‍ ​​‍‌‌​ ‌‌‌​​‍‌‌ ‌‍‍ ‌‍‌‌‌ ‍‌​‍‌‌​ ​ ‌​‌​​‍‌‌​ ​ ‌​‌​​‍‌‌​ ​‍​ ​‍‌‍‌​‌‍​‌​‍‌‌​ ​‍​ ​‍​‍‌‌​ ‌‌‌​‌​​‍ ‍‌ ‌‍‌‍​‌‌‍ ​‌ ‌‌‌‍‌‌​ ‌‍​‍‌‍​‌‌ ​ ‌‍‌‌‌‌‌‌‌ ​‍‌‍ ​​ ‌‌‍‍​‌ ‌​‌ ‌​‌ ​​‌ ​ ​‍‌‌​ ​ ‌​​‌​‍‌‌​ ​‍‌​‌‍​‍‌‌​ ​‍‌​‌‍‌‍ ‍‌‍ ‌ ​‍‌‍‌​‌‍‍‌‌‍​ ​‍ ‌‌‍​‍‌‍‍‌‌ ‌​‌‍‌‌‌ ​ ​‍ ‌‌‍‌ ‌ ​‍‌‍ ‌ ‌‌‌ ​​​‍ ‌‌ ​ ‌ ‌​‌ ‌‌‌‍‌​‌‍‍‌‌‍ ​‍ ‍‌ ‌‍‌‍‌‌‌ ​‍‌‍​ ‌‍‌‌‌‍ ​​‍ ‍‌‍​‌‌ ​​‌ ​​​‍‌‍‌‍‍‌‌‍‌​​ ‌​ ‍‌​ ‍​‌‍​‍‌‍‌​‌‍​‍​ ‌​​ ‌ ​ ​‍​‍ ‌‌‍‌​‌‍​ ‌‍‌‌‌‍‌‍​‍ ‌​ ‌​​ ‍​​ ​‍​ ‌‍​‍ ‌‌‍​‌‌‍​ ‌‍​ ​ ‌ ​‍ ‌​ ​ ​ ​ ​ ‌‌​ ​​‌‍​‌​ ‌‌​ ​‍‌‍​ ‌‍‌​​ ‌​‌‍‌‌​ ‌‌​‍‌‍‌ ‌​‌ ‍‌‌ ​​‌‍‌‌​ ‌‌ ‌ ‌‍‌‌‌‍​‍‌ ​ ‌‍‍‌‌ ‌​‌‍‌‌‌​ ‍‌‍​‌‌ ‌‍‌‍‍‌‌‍‌ ‌‍​‌‌ ‌​‌‍‍‌‌‍ ‌‍ ‍‌​‍‌‌ ‌​‌‍‌‌‌‍ ‌​‍‌‍‌ ​​‌‍​‌‌ ‌​‌‍‍​​ ‌‌‍ ​‌‍​‌‌‍​‍‌‍‌‌‌‍ ​​‍‌‌​ ‌‌‌​​‍‌‌ ‌‍‍ ‌‍‌‌‌ ‍‌​‍‌‌​ ​ ‌​‌​​‍‌‌​ ​ ‌​‌​​‍‌‌​ ​‍​ ​‍‌‍‌​‌‍​‌​‍‌‌​ ​‍​ ​‍​‍‌‌​ ‌‌‌​‌​​‍ ‍‌ ‌‍‌‍​‌‌‍ ​‌ ‌‌‌‍‌‌​‍‌‍‌ ​​‌‍‌‌‌ ​‍‌ ​ ‌ ​​‌‍‌‌‌‍​ ‌ ‌​‌‍‍‌‌ ‌‍‌‍‌‌​ ‌‌ ​​‌ ‌‌‌‍​‍‌‍ ​‌‍‍‌‌ ​ ‌‍‍​‌‍‌‌‌‍‌​​‍​‍‌ ‌
Subway® is a Registered Trademark of Subway IP, LLC © 2026 Subway IP, LLC. All Rights Reserved.​​​​‌ ‍ ​‍​‍‌‍ ‌ ​‍‌‍‍‌‌‍‌ ‌‍‍‌‌‍ ‍​‍​‍​ ‍‍​‍​‍‌ ​ ‌‍​‌‌‍ ‍‌‍‍‌‌ ‌​‌ ‍‌​‍ ‍‌‍‍‌‌‍ ​‍​‍​‍ ​​‍​‍‌‍‍​‌ ​‍‌‍‌‌‌‍‌‍​‍​‍​ ‍‍​‍​‍‌‍‍​‌ ‌​‌ ‌​‌ ​​‌ ​ ​ ‍‍​‍ ​‍ ‌‍ ‍‌‍ ‌ ​‍‌‍‌​‌‍‍‌‌‍​ ​‍ ‌‌‍​‍‌‍‍‌‌ ‌​‌‍‌‌‌ ​ ​‍ ‌‌‍‌ ‌ ​‍‌‍ ‌ ‌‌‌ ​​​‍ ‌‌ ​ ‌ ‌​‌ ‌‌‌‍‌​‌‍‍‌‌‍ ​‍ ‍‌ ‌‍‌‍‌‌‌ ​‍‌‍​ ‌‍‌‌‌‍ ​​‍ ‍‌‍​‌‌ ​​‌ ​​​‍ ‌‍‍‌‌‍ ‍‌ ‌​‌‍‌‌‌‍ ‍‌ ‌​​‍ ‌‍‌‌‌‍‌​‌‍‍‌‌ ‌​​‍ ‌‍ ‌‌‍ ‌‍‌​‌‍‌‌​ ‌‌ ​​‌ ​‍‌‍‌‌‌ ​ ‌‍‌‌‌‍ ‍‌ ‌​‌‍​‌‌ ‌​‌‍‍‌‌‍ ‌‍ ‍​ ‍ ‌‍‍‌‌‍‌​​ ‌​ ‌‍​ ​ ‌‍‌​​ ‌‌​ ​ ‌‍​‍​ ​‌​ ​​​‍ ‌​ ​‍​ ​‌​ ‌‌​ ​​​‍ ‌​ ‌​‌‍​ ‌‍​ ​ ​​​‍ ‌​ ‍​‌‍‌‌​ ‍‌​ ​‍​‍ ‌​ ‌ ‌‍‌‌​ ​‍​ ​‌​ ​‍​ ​ ​ ​ ‌‍‌‍‌‍​‍​ ‌‌​ ‍​‌‍​‌​ ‍ ‌ ‌​‌ ‍‌‌ ​​‌‍‌‌​ ‌‌ ‌ ‌‍‌‌‌‍​‍‌ ​ ‌‍‍‌‌ ‌​‌‍‌‌‌​‌‍‌‍ ‌‍ ‌ ‌​‌‍‌‌‌ ​‍​ ‍ ‌ ​​‌‍​‌‌ ‌​‌‍‍​​ ‌‌‍​ ‌‍ ‌ ​​‌ ‍‌‌ ​‍‌‍‍‌‌‍‌ ‌‍‍​‌ ‌​‌​ ‍‌‍ ‌ ‌​‌‍‍‌‌‍​ ‌‍‌‌​‍‌‌​ ‌‌‌​​‍‌‌ ‌‍‍ ‌‍‌‌‌ ‍‌​‍‌‌​ ​ ‌​‌​​‍‌‌​ ​ ‌​‌​​‍‌‌​ ​‍​ ​‍‌‍‌​‌‍​‌​‍‌‌​ ​‍​ ​‍​‍‌‌​ ‌‌‌​‌​​‍ ‍‌ ‌‍‌‍​‌‌‍ ​‌ ‌‌‌‍‌‌​ ‌‍​‍‌‍​‌‌ ​ ‌‍‌‌‌‌‌‌‌ ​‍‌‍ ​​ ‌‌‍‍​‌ ‌​‌ ‌​‌ ​​‌ ​ ​‍‌‌​ ​ ‌​​‌​‍‌‌​ ​‍‌​‌‍​‍‌‌​ ​‍‌​‌‍‌‍ ‍‌‍ ‌ ​‍‌‍‌​‌‍‍‌‌‍​ ​‍ ‌‌‍​‍‌‍‍‌‌ ‌​‌‍‌‌‌ ​ ​‍ ‌‌‍‌ ‌ ​‍‌‍ ‌ ‌‌‌ ​​​‍ ‌‌ ​ ‌ ‌​‌ ‌‌‌‍‌​‌‍‍‌‌‍ ​‍ ‍‌ ‌‍‌‍‌‌‌ ​‍‌‍​ ‌‍‌‌‌‍ ​​‍ ‍‌‍​‌‌ ​​‌ ​​​‍‌‍‌‍‍‌‌‍‌​​ ‌​ ‌‍​ ​ ‌‍‌​​ ‌‌​ ​ ‌‍​‍​ ​‌​ ​​​‍ ‌​ ​‍​ ​‌​ ‌‌​ ​​​‍ ‌​ ‌​‌‍​ ‌‍​ ​ ​​​‍ ‌​ ‍​‌‍‌‌​ ‍‌​ ​‍​‍ ‌​ ‌ ‌‍‌‌​ ​‍​ ​‌​ ​‍​ ​ ​ ​ ‌‍‌‍‌‍​‍​ ‌‌​ ‍​‌‍​‌​‍‌‍‌ ‌​‌ ‍‌‌ ​​‌‍‌‌​ ‌‌ ‌ ‌‍‌‌‌‍​‍‌ ​ ‌‍‍‌‌ ‌​‌‍‌‌‌​‌‍‌‍ ‌‍ ‌ ‌​‌‍‌‌‌ ​‍​‍‌‍‌ ​​‌‍​‌‌ ‌​‌‍‍​​ ‌‌‍​ ‌‍ ‌ ​​‌ ‍‌‌ ​‍‌‍‍‌‌‍‌ ‌‍‍​‌ ‌​‌​ ‍‌‍ ‌ ‌​‌‍‍‌‌‍​ ‌‍‌‌​‍‌‌​ ‌‌‌​​‍‌‌ ‌‍‍ ‌‍‌‌‌ ‍‌​‍‌‌​ ​ ‌​‌​​‍‌‌​ ​ ‌​‌​​‍‌‌​ ​‍​ ​‍‌‍‌​‌‍​‌​‍‌‌​ ​‍​ ​‍​‍‌‌​ ‌‌‌​‌​​‍ ‍‌ ‌‍‌‍​‌‌‍ ​‌ ‌‌‌‍‌‌​‍‌‍‌ ​​‌‍‌‌‌ ​‍‌ ​ ‌ ​​‌‍‌‌‌‍​ ‌ ‌​‌‍‍‌‌ ‌‍‌‍‌‌​ ‌‌ ​​‌ ‌‌‌‍​‍‌‍ ​‌‍‍‌‌ ​ ‌‍‍​‌‍‌‌‌‍‌​​‍​‍‌ ‌
Subway Danmark TikTok